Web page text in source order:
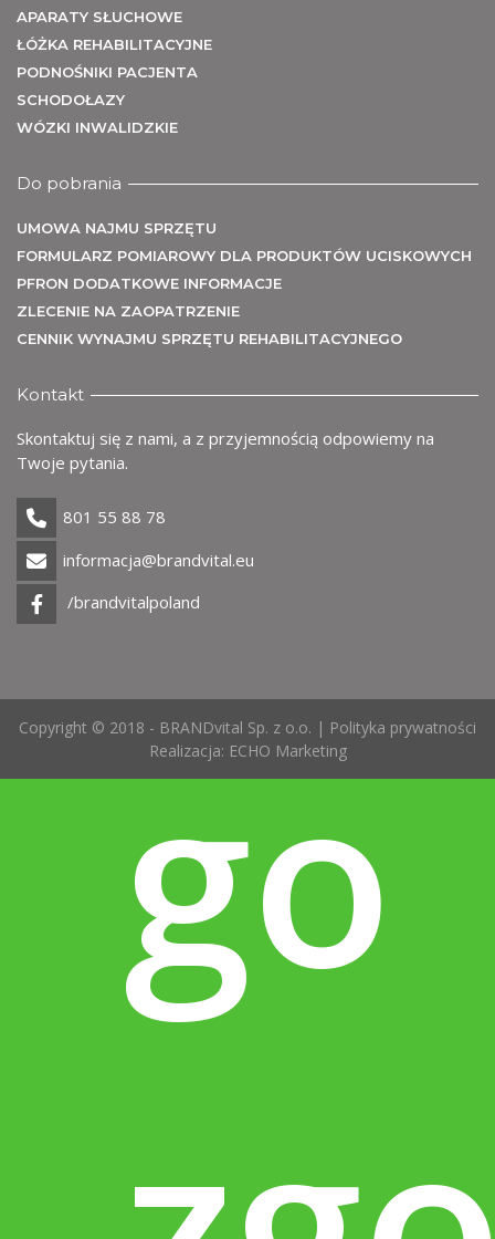
APARATY SŁUCHOWE
ŁÓŻKA REHABILITACYJNE
PODNOŚNIKI PACJENTA
SCHODOŁAZY
WÓZKI INWALIDZKIE
Do pobrania
UMOWA NAJMU SPRZĘTU
FORMULARZ POMIAROWY DLA PRODUKTÓW UCISKOWYCH
PFRON DODATKOWE INFORMACJE
ZLECENIE NA ZAOPATRZENIE
CENNIK WYNAJMU SPRZĘTU REHABILITACYJNEGO
Kontakt
Skontaktuj się z nami, a z przyjemnością odpowiemy na
Twoje pytania.
801 55 88 78
informacja@brandvital.eu
/brandvitalpoland
Copyright © 2018 - BRANDvital Sp. z o.o. | Polityka prywatności
Realizacja: ECHO Marketing
go